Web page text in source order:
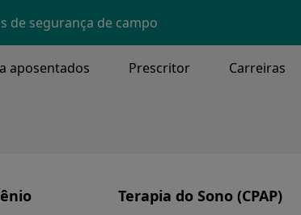
de segurança de campo
aposentados Prescritor Carreiras
Terapia do Sono (CPAP)